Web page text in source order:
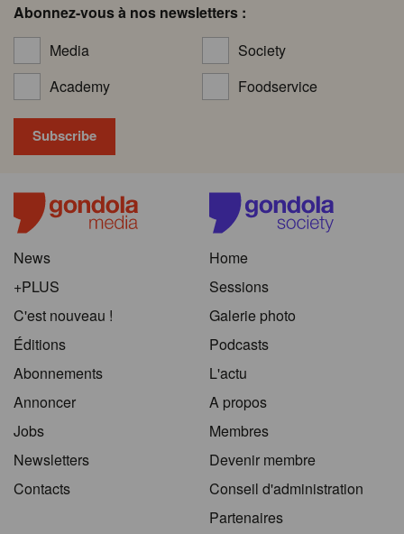
Abonnez-vous à nos newsletters :
Media
Society
Academy
Foodservice
News
+PLUS
C'est nouveau !
Éditions
Abonnements
Annoncer
Jobs
Newsletters
Contacts
Home
Sessions
Galerie photo
Podcasts
L'actu
A propos
Membres
Devenir membre
Conseil d'administration
Partenaires